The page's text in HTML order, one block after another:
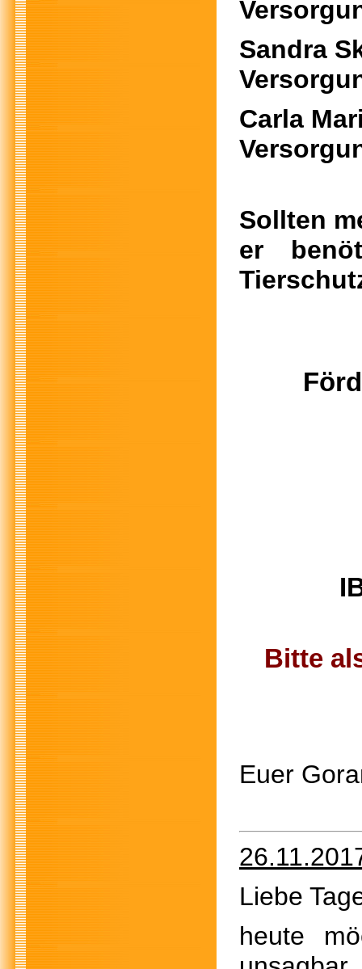
Carla
Sollten
er
Bitte
Euer
Liebe
heute